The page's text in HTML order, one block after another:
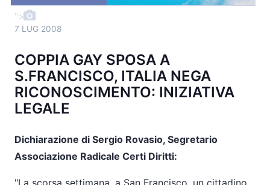
">
7 LUG 2008
COPPIA GAY SPOSA A
S.FRANCISCO, ITALIA NEGA
RICONOSCIMENTO: INIZIATIVA
LEGALE
Dichiarazione di Sergio Rovasio, Segretario
Associazione Radicale Certi Diritti:
"La scorsa settimana, a San Francisco, un cittadino